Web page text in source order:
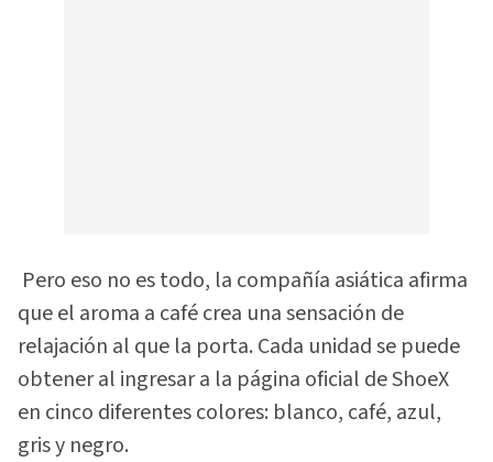
Pero eso no es todo, la compañía asiática afirma
que el aroma a café crea una sensación de
relajación al que la porta. Cada unidad se puede
obtener al ingresar a la página oficial de ShoeX
en cinco diferentes colores: blanco, café, azul,
gris y negro.